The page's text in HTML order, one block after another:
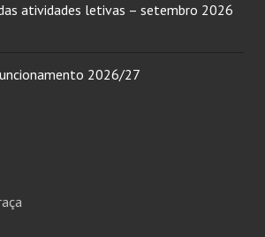
atividades letivas – setembro 2026
2026/27